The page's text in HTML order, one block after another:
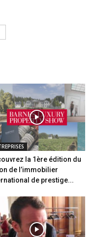
la 1ère édition du
de l’immobilier
de prestige...